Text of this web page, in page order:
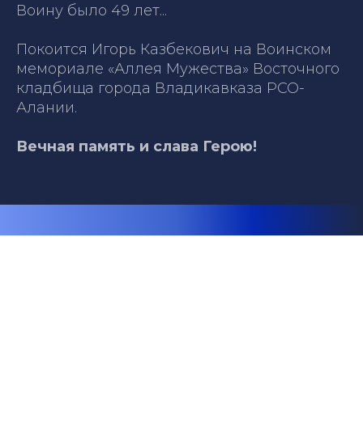
Воину было 49 лет...
Покоится Игорь Казбекович на Воинском
мемориале «Аллея Мужества» Восточного
кладбища города Владикавказа РСО-
Алании.
Вечная память и слава Герою!